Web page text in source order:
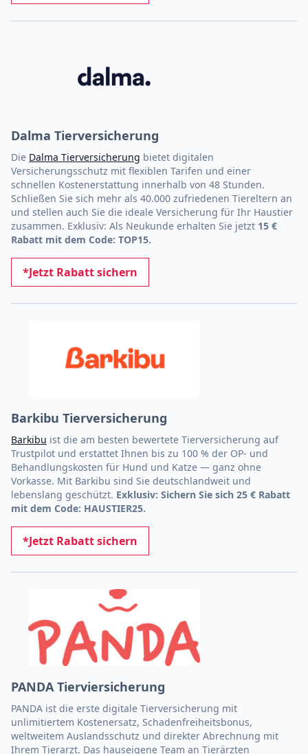
Dalma Tierversicherung
Die Dalma Tierversicherung bietet digitalen
Versicherungsschutz mit flexiblen Tarifen und einer
schnellen Kostenerstattung innerhalb von 48 Stunden.
Schließen Sie sich mehr als 40.000 zufriedenen Tiereltern an
und stellen auch Sie die ideale Versicherung für Ihr Haustier
zusammen. Exklusiv: Als Neukunde erhalten Sie jetzt 15 €
Rabatt mit dem Code: TOP15.
*Jetzt Rabatt sichern
Barkibu Tierversicherung
Barkibu ist die am besten bewertete Tierversicherung auf
Trustpilot und erstattet Ihnen bis zu 100 % der OP- und
Behandlungskosten für Hund und Katze — ganz ohne
Vorkasse. Mit Barkibu sind Sie deutschlandweit und
lebenslang geschützt. Exklusiv: Sichern Sie sich 25 € Rabatt
mit dem Code: HAUSTIER25.
*Jetzt Rabatt sichern
PANDA Tierviersicherung
PANDA ist die erste digitale Tierversicherung mit
unlimitiertem Kostenersatz, Schadenfreiheitsbonus,
weltweitem Auslandsschutz und direkter Abrechnung mit
Ihrem Tierarzt. Das hauseigene Team an Tierärzten